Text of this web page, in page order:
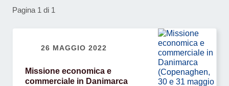
Pagina 1 di 1
26 MAGGIO 2022
Missione economica e
commerciale in Danimarca